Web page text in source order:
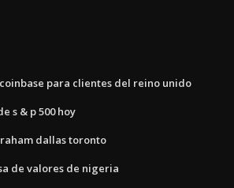
para clientes del reino unido
s & p 500 hoy
dallas toronto
de valores de nigeria